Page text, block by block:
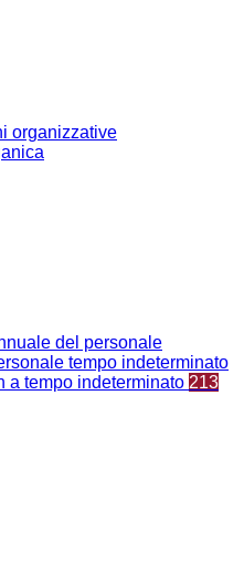
organizzative
del personale
tempo indeterminato
a tempo indeterminato 213